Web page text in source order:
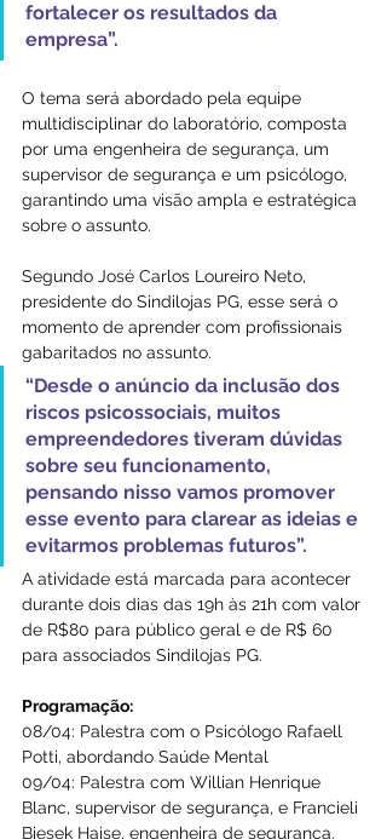
fortalecer os resultados da
empresa”.
O tema será abordado pela equipe
multidisciplinar do laboratório, composta
por uma engenheira de segurança, um
supervisor de segurança e um psicólogo,
garantindo uma visão ampla e estratégica
sobre o assunto.
Segundo José Carlos Loureiro Neto,
presidente do Sindilojas PG, esse será o
momento de aprender com profissionais
gabaritados no assunto.
“Desde o anúncio da inclusão dos
riscos psicossociais, muitos
empreendedores tiveram dúvidas
sobre seu funcionamento,
pensando nisso vamos promover
esse evento para clarear as ideias e
evitarmos problemas futuros”.
A atividade está marcada para acontecer
durante dois dias das 19h às 21h com valor
de R$80 para público geral e de R$ 60
para associados Sindilojas PG.
Programação:
08/04: Palestra com o Psicólogo Rafaell
Potti, abordando Saúde Mental
09/04: Palestra com Willian Henrique
Blanc, supervisor de segurança, e Francieli
Biesek Haise, engenheira de segurança.